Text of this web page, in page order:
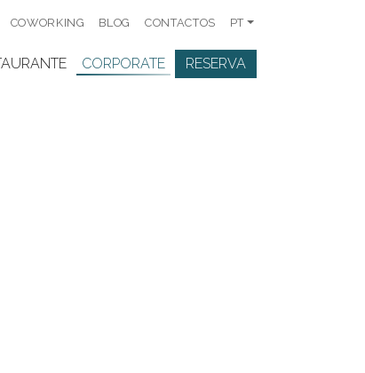
COWORKING BLOG CONTACTOS PT
CORPORATE RESERVA